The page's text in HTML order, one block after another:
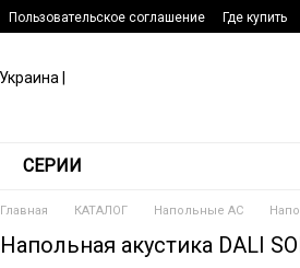
Пользовательское соглашение Где купить
СЕРИИ
Главная КАТАЛОГ Напольные АС
Напольная акустика DALI